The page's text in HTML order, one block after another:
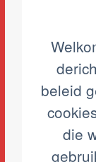
beleid
die